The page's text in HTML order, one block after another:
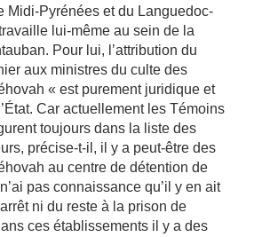
Midi-Pyrénées et du Languedoc-
lui-même au sein de la
Pour lui, l’attribution du
aux ministres du culte des
« est purement juridique et
Car actuellement les Témoins
toujours dans la liste des
précise-t-il, il y a peut-être des
au centre de détention de
pas connaissance qu’il y en ait
ni du reste à la prison de
ces établissements il y a des